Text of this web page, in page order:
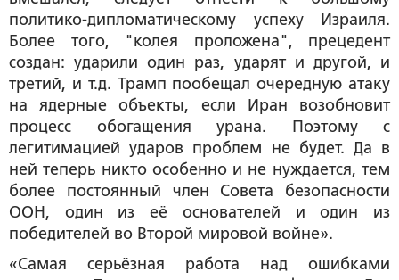
политико-дипломатическому успеху Израиля.
Более того, "колея проложена", прецедент
создан: ударили один раз, ударят и другой, и
третий, и т.д. Трамп пообещал очередную атаку
на ядерные объекты, если Иран возобновит
процесс обогащения урана. Поэтому с
легитимацией ударов проблем не будет. Да в
ней теперь никто особенно и не нуждается, тем
более постоянный член Совета безопасности
ООН, один из её основателей и один из
победителей во Второй мировой войне».
«Самая серьёзная работа над ошибками